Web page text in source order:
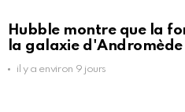
Hubble montre que la
la galaxie d'Andromède
il y a environ 9 jours